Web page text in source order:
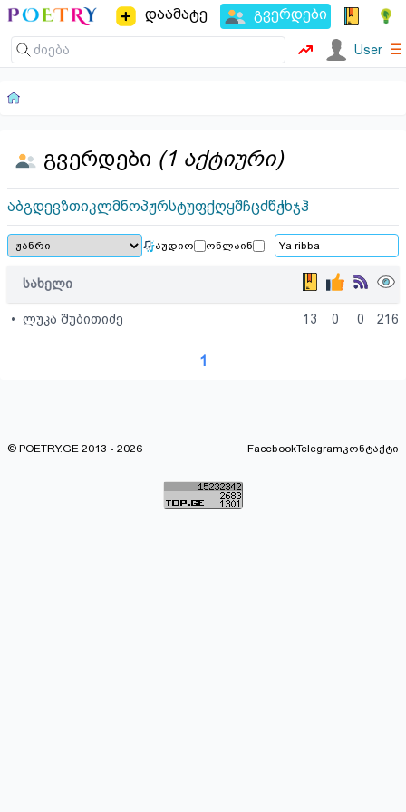
დაამატე გვერდები
User ☰
გვერდები (1 აქტიური)
აბგდევზთიკლმნოპჟრსტუფქღყშჩცძწჭხჯჰ
აუდიო ონლაინ
სახელი
• ლუკა შუბითიძე 13 0 0 216
1
© POETRY.GE 2013 - 2026 FacebookTelegramკონტაქტი